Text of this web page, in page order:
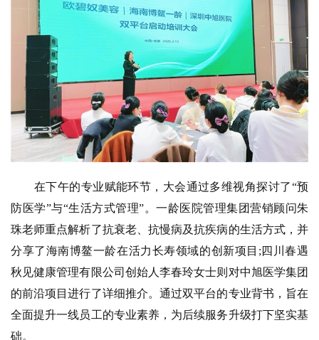
在下午的专业赋能环节，大会通过多维视角探讨了“预
防医学”与“生活方式管理”。一龄医院管理集团营销顾问朱
珠老师重点解析了抗衰老、抗慢病及抗疾病的生活方式，并
分享了海南博鳌一龄在活力长寿领域的创新项目;四川春遇
秋见健康管理有限公司创始人李春玲女士则对中旭医学集团
的前沿项目进行了详细推介。通过双平台的专业背书，旨在
全面提升一线员工的专业素养，为后续服务升级打下坚实基
础。